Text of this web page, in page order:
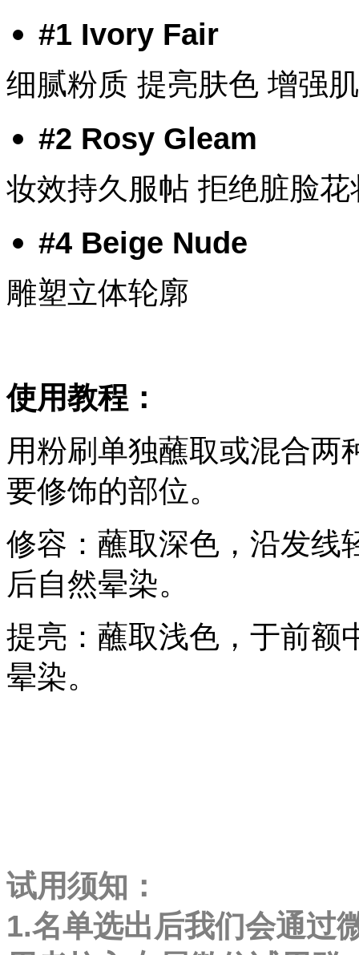
#1 Ivory Fair
细腻粉质 提亮肤色 增强
#2 Rosy Gleam
妆效持久服帖 拒绝脏脸
#4 Beige Nude
雕塑立体轮廓
使用教程：
用粉刷单独蘸取或混合两
要修饰的部位。
修容：蘸取深色，沿发线
后自然晕染。
提亮：蘸取浅色，于前额
晕染。
试用须知：
1.名单选出后我们会通过